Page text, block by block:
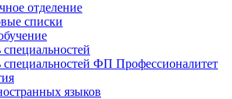
отделение
списки
специальностей ФП Профессионалитет
языков